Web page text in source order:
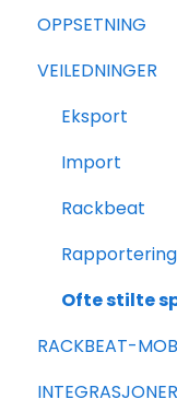
OPPSETNING
For nye
Generell
Salg
Varer
Innkjøp
VEILEDNINGER
Eksport
Import
Rackbeat
Rapportering
Ofte stilte
RACKBEAT-
Rackbeat
INTEGRASJONER